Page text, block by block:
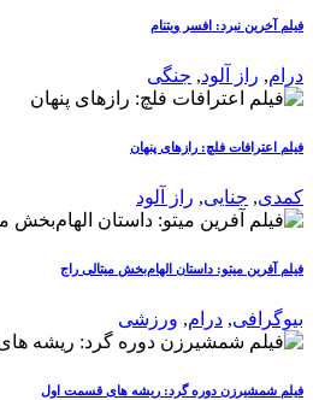
فیلم آخرین نبرد: افسر ویتنام
درام, راز آلود, جنگی
فیلم اعترافات فلچ: رازهای پنهان
کمدی, جنایی, راز آلود
فیلم آفرین میتو: داستان الهام‌بخش میتالی راج
بیوگرافی, درام, ورزشی
فیلم شمشیرزن دوره گرد: ریشه های قسمت اول